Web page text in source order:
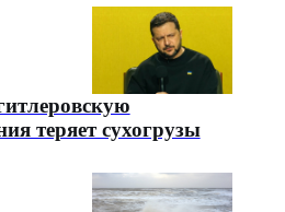
теряет сухогрузы